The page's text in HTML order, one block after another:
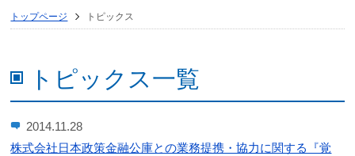
店舗のご案内
トップページ トピックス
トピックス一覧
2014.11.28
株式会社日本政策金融公庫との業務提携・協力に関する『覚